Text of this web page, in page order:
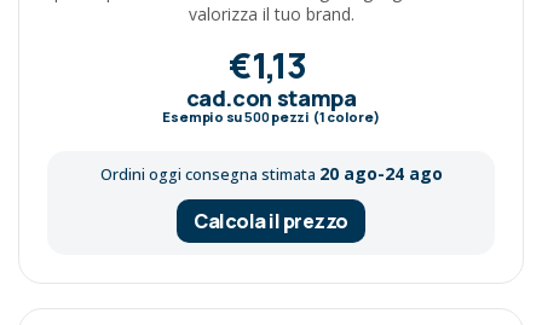
valorizza il tuo brand.
€1,13
cad.con stampa
Esempio su500pezzi (1 colore)
Ordini oggi consegna stimata 20 ago-24 ago
Calcola il prezzo